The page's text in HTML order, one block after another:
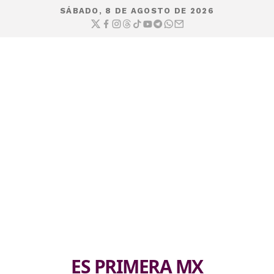
SÁBADO, 8 DE AGOSTO DE 2026
ES PRIMERA MX